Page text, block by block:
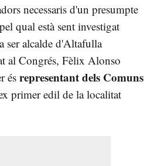
necessaris d'un presumpte
qual està sent investigat
ser alcalde d'Altafulla
al Congrés, Fèlix Alonso
és representant dels Comuns
primer edil de la localitat